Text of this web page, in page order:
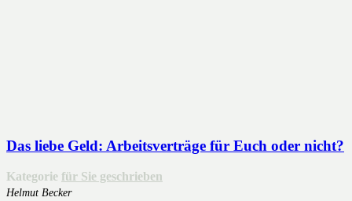
Das liebe Geld: Arbeitsverträge für Euch oder nicht?
Kategorie für Sie geschrieben
Helmut Becker